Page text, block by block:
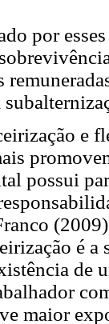
por
e
possui
é a
de
maior